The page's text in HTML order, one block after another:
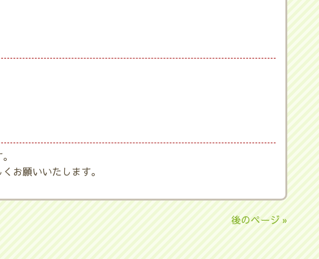
お願いいたします。
後のページ »